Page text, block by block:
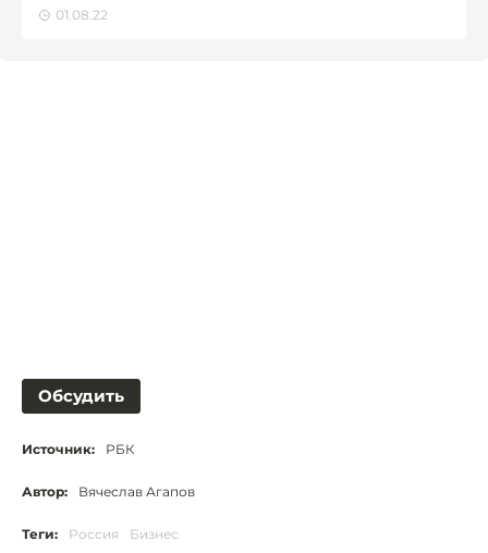
01.08.22
Обсудить
Источник: РБК
Автор: Вячеслав Агапов
Теги: Россия Бизнес